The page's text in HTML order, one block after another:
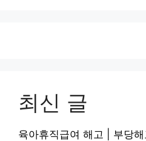
최신 글
육아휴직급여 해고 | 부당